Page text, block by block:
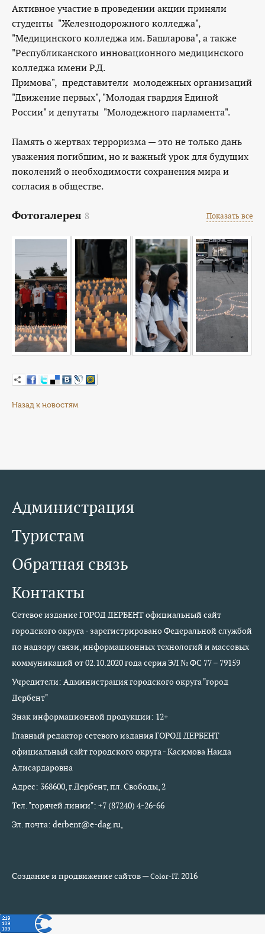
Активное участие в проведении акции приняли
студенты "Железнодорожного колледжа",
"Медицинского колледжа им. Башларова", а также
"Республиканского инновационного медицинского
колледжа имени Р.Д.
Примова", представители молодежных организаций
"Движение первых", "Молодая гвардия Единой
России" и депутаты "Молодежного парламента".
Память о жертвах терроризма — это не только дань
уважения погибшим, но и важный урок для будущих
поколений о необходимости сохранения мира и
согласия в обществе.
Фотогалерея 8 Показать все
Назад к новостям
Администрация
Туристам
Обратная связь
Контакты
Сетевое издание ГОРОД ДЕРБЕНТ официальный сайт
городского округа - зарегистрировано Федеральной службой
по надзору связи, информационных технологий и массовых
коммуникаций от 02.10.2020 года серия ЭЛ № ФС 77 – 79159
Учредители: Администрация городского округа "город
Дербент"
Знак информационной продукции: 12+
Главный редактор сетевого издания ГОРОД ДЕРБЕНТ
официальный сайт городского округа - Касимова Наида
Алисардаровна
Адрес: 368600, г.Дербент, пл. Свободы, 2
Тел. "горячей линии": +7 (87240) 4-26-66
Эл. почта: derbent@e-dag.ru,
Создание и продвижение сайтов —Color-IT.2016